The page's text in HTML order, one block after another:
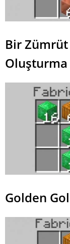
Bir Zümrüt
Oluşturma
Golden